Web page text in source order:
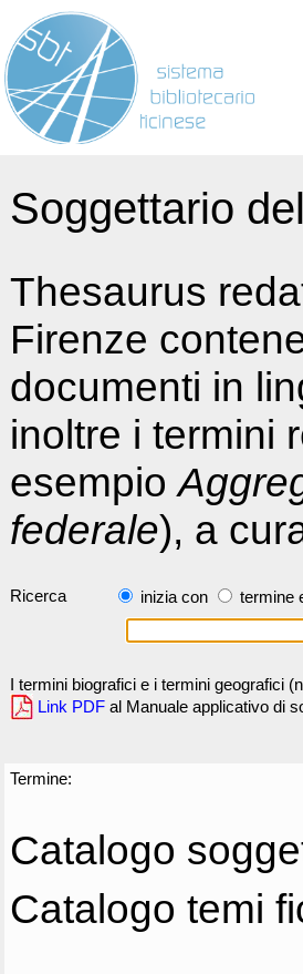
Soggettario
Thesaurus
Firenze
documenti in
inoltre i termini
esempio
federale), a
Ricerca inizia con termine
I termini biografici e i termini geografici
Link PDF al Manuale applicativo di
Termine:
Catalogo
Catalogo temi